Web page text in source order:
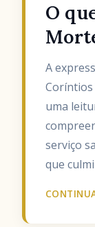
O
A
Coríntios
uma
serviço
que